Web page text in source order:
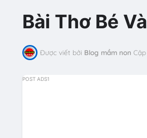
Bài Thơ Bé
Được viết bởi Blog mầm non
POST ADS1